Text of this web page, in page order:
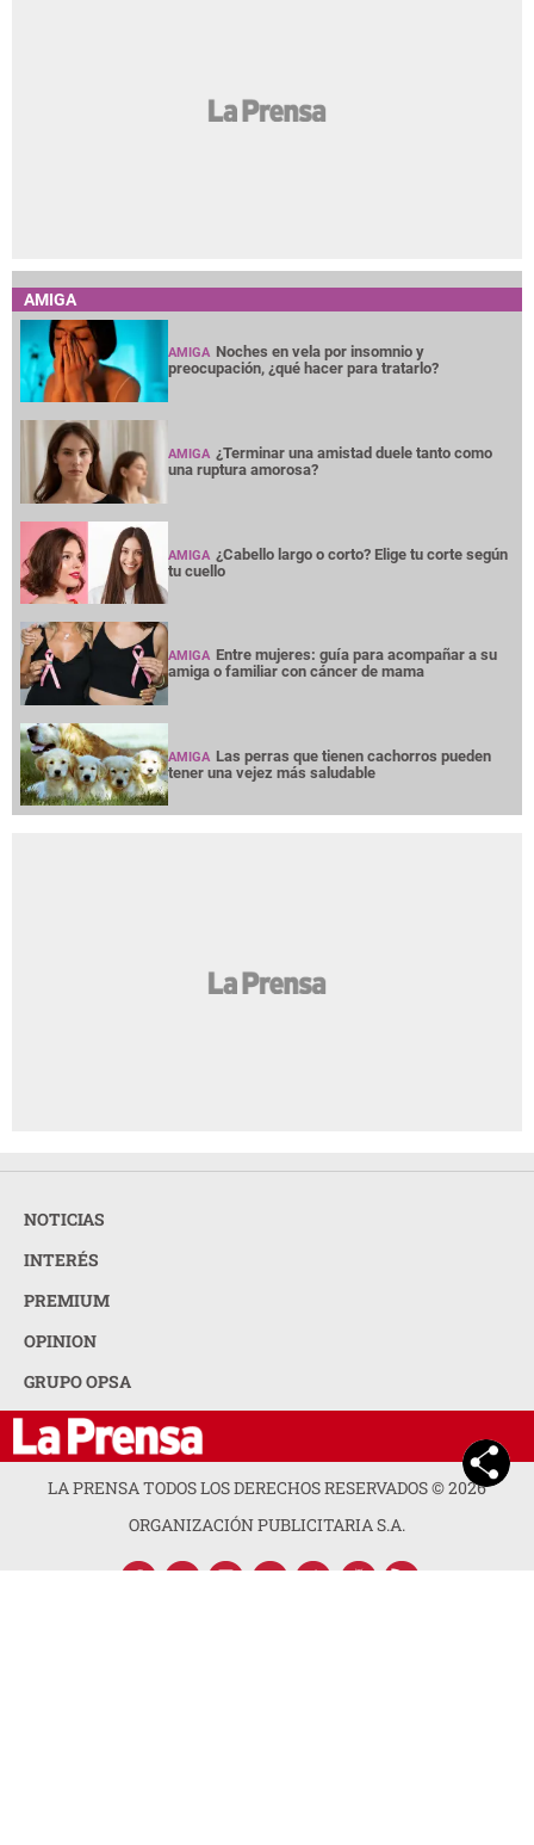
AMIGA
AMIGA Noches en vela por insomnio y
preocupación, ¿qué hacer para tratarlo?
AMIGA ¿Terminar una amistad duele tanto como
una ruptura amorosa?
AMIGA ¿Cabello largo o corto? Elige tu corte según
tu cuello
AMIGA Entre mujeres: guía para acompañar a su
amiga o familiar con cáncer de mama
AMIGA Las perras que tienen cachorros pueden
tener una vejez más saludable
NOTICIAS
INTERÉS
PREMIUM
OPINION
GRUPO OPSA
LA PRENSA TODOS LOS DERECHOS RESERVADOS ©2026
ORGANIZACIÓN PUBLICITARIA S.A.